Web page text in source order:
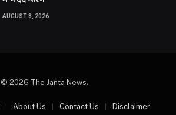
AUGUST 8, 2026
© 2026 The Janta News.
About Us Contact Us Disclaimer